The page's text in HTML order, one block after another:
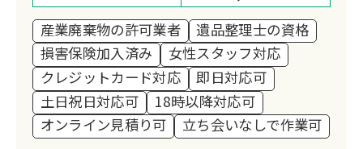
産業廃棄物の許可業者
遺品整理士の資格
損害保険加入済み
女性スタッフ対応
クレジットカード対応
即日対応可
土日祝日対応可
18時以降対応可
オンライン見積り可
立ち会いなしで作業可